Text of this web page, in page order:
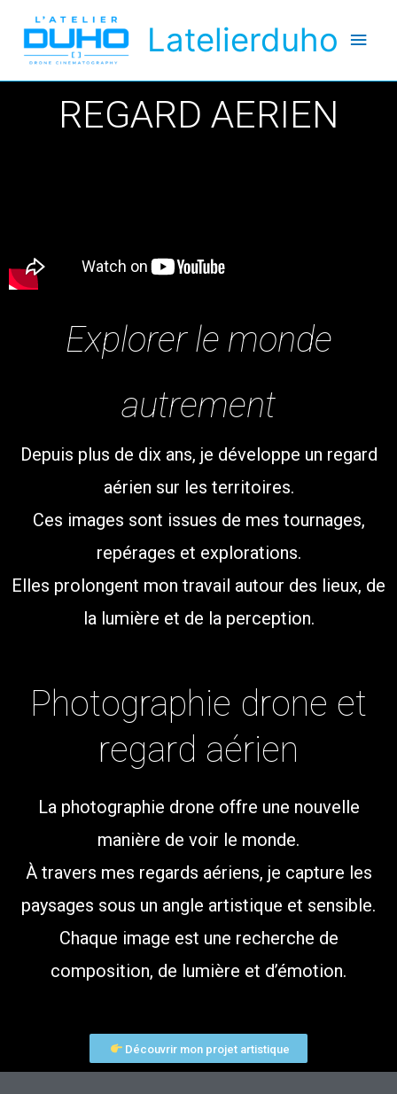
Latelierduho
REGARD AERIEN
Explorer le monde
autrement
Depuis plus de dix ans, je développe un regard
aérien sur les territoires.
Ces images sont issues de mes tournages,
repérages et explorations.
Elles prolongent mon travail autour des lieux, de
la lumière et de la perception.
Photographie drone et
regard aérien
La photographie drone offre une nouvelle
manière de voir le monde.
À travers mes regards aériens, je capture les
paysages sous un angle artistique et sensible.
Chaque image est une recherche de
composition, de lumière et d’émotion.
Découvrir mon projet artistique